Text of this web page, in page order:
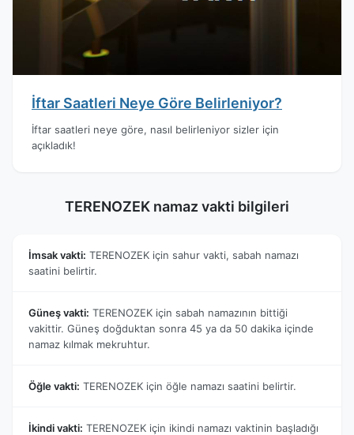
İftar Saatleri Neye Göre Belirleniyor?
İftar saatleri neye göre, nasıl belirleniyor sizler için
açıkladık!
TERENOZEK namaz vakti bilgileri
İmsak vakti: TERENOZEK için sahur vakti, sabah namazı
saatini belirtir.
Güneş vakti: TERENOZEK için sabah namazının bittiği
vakittir. Güneş doğduktan sonra 45 ya da 50 dakika içinde
namaz kılmak mekruhtur.
Öğle vakti: TERENOZEK için öğle namazı saatini belirtir.
İkindi vakti: TERENOZEK için ikindi namazı vaktinin başladığı